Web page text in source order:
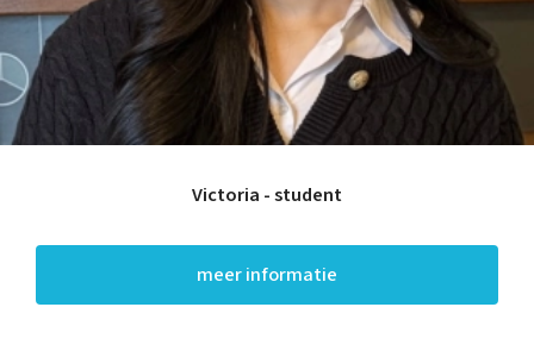
Victoria - student
meer informatie